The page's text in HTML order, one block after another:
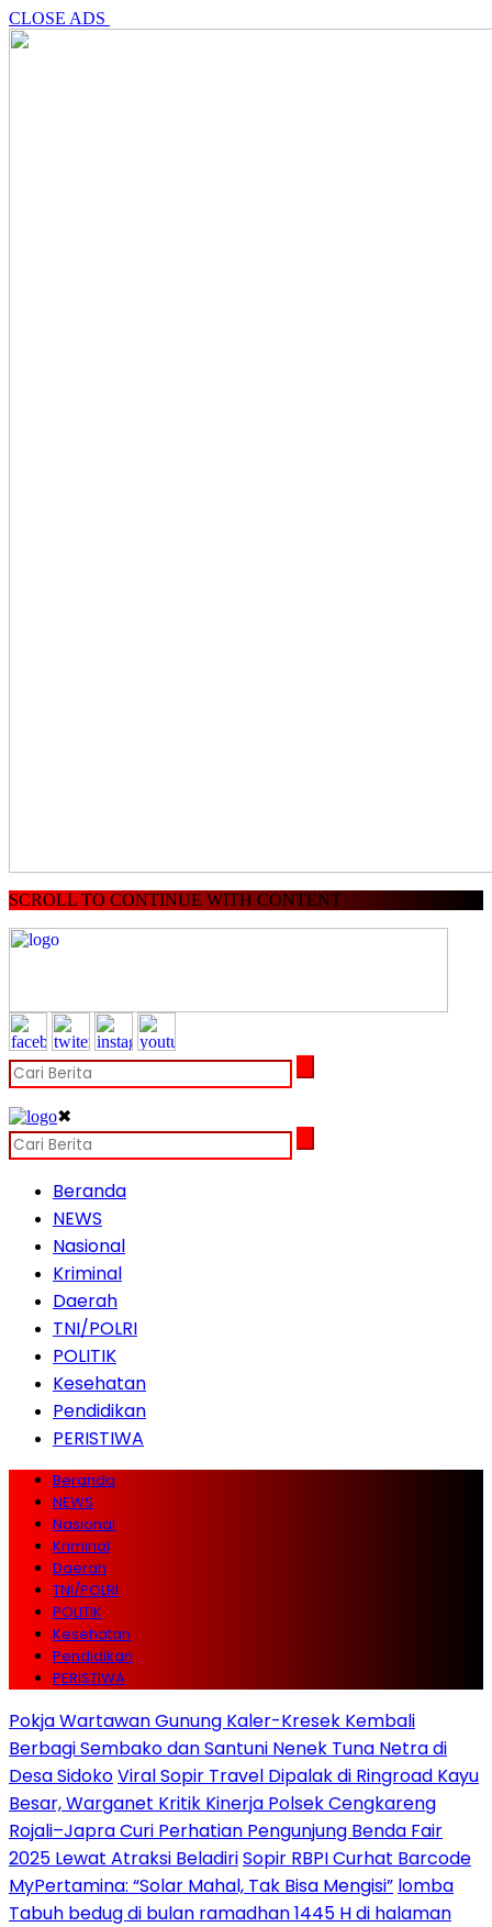
CLOSE ADS
SCROLL TO CONTINUE WITH CONTENT
✖
Beranda
NEWS
Nasional
Kriminal
Daerah
TNI/POLRI
POLITIK
Kesehatan
Pendidikan
PERISTIWA
Beranda
NEWS
Nasional
Kriminal
Daerah
TNI/POLRI
POLITIK
Kesehatan
Pendidikan
PERISTIWA
Pokja Wartawan Gunung Kaler-Kresek Kembali
Berbagi Sembako dan Santuni Nenek Tuna Netra di
Desa SidokoViral Sopir Travel Dipalak di Ringroad Kayu
Besar, Warganet Kritik Kinerja Polsek Cengkareng
Rojali–Japra Curi Perhatian Pengunjung Benda Fair
2025 Lewat Atraksi BeladiriSopir RBPI Curhat Barcode
MyPertamina: “Solar Mahal, Tak Bisa Mengisi” lomba
Tabuh bedug di bulan ramadhan 1445 H di halaman